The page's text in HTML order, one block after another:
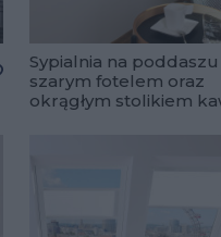
Dodaj do ulubionych
Sypialnia na poddaszu
szarym fotelem oraz
okrągłym stolikiem